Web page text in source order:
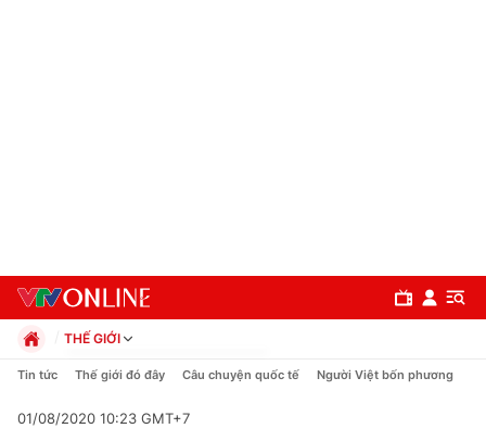
THẾ GIỚI
Chính trị
Pháp luật
Tin tức Thế giới đó đây Câu chuyện quốc tế Người Việt bốn phương
01/08/2020 10:23 GMT+7